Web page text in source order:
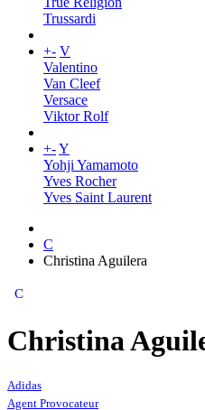
Trussardi
+- V
Valentino
Van Cleef
Versace
Viktor Rolf
+-Y
Yohji Yamamoto
Yves Rocher
Yves Saint Laurent
C
Christina Aguilera
C
Christina
Adidas
Agent Provocateur